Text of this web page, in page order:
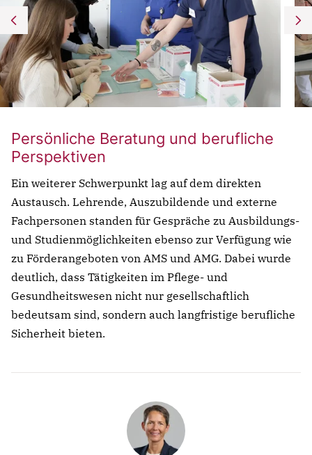
Persönliche Beratung und berufliche
Perspektiven
Ein weiterer Schwerpunkt lag auf dem direkten
Austausch. Lehrende, Auszubildende und externe
Fachpersonen standen für Gespräche zu Ausbildungs-
und Studienmöglichkeiten ebenso zur Verfügung wie
zu Förderangeboten von AMS und AMG. Dabei wurde
deutlich, dass Tätigkeiten im Pflege- und
Gesundheitswesen nicht nur gesellschaftlich
bedeutsam sind, sondern auch langfristige berufliche
Sicherheit bieten.
Notfall
Lorem ipsum dolor sit amet, consectetur
adipisicing elit, sed do eiusmod tempor incididunt
ut labore et dolore magna aliqua. Ut enim ad
minim veniam, quis nostrud exercitation ullamco
Lorem ipsum dolor sit amet, consectetur
adipisicing elit, sed do eiusmod tempor incididunt
ut labore et dolore magna aliqua. Ut enim ad